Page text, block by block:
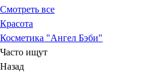
Смотреть все
Красота
Косметика "Ангел Бэби"
Часто ищут
Назад